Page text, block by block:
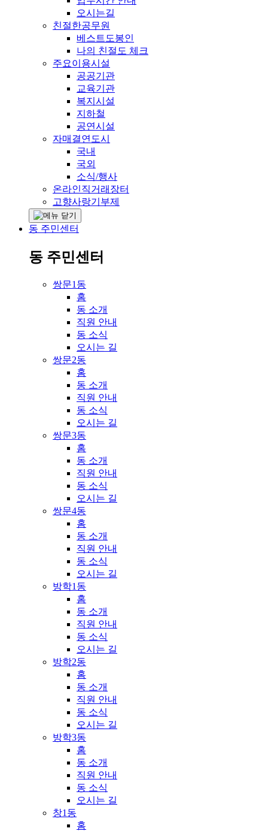
오시는길
친절한공무원
베스트도봉인
나의 친절도 체크
주요이용시설
공공기관
교육기관
복지시설
지하철
공연시설
자매결연도시
국내
국외
소식/행사
온라인직거래장터
고향사랑기부제
동 주민센터
동 주민센터
쌍문1동
홈
동 소개
직원 안내
동 소식
오시는 길
쌍문2동
홈
동 소개
직원 안내
동 소식
오시는 길
쌍문3동
홈
동 소개
직원 안내
동 소식
오시는 길
쌍문4동
홈
동 소개
직원 안내
동 소식
오시는 길
방학1동
홈
동 소개
직원 안내
동 소식
오시는 길
방학2동
홈
동 소개
직원 안내
동 소식
오시는 길
방학3동
홈
동 소개
직원 안내
동 소식
오시는 길
창1동
홈